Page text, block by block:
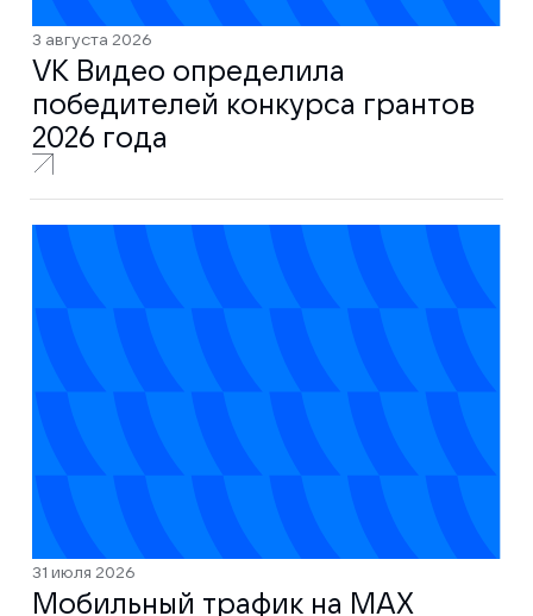
3 августа 2026
VK Видео определила
победителей конкурса грантов
2026 года
31 июля 2026
Мобильный трафик на MAX